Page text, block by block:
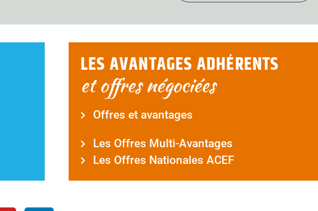
LES AVANTAGES ADHÉRENTS
et offres négociées
Offres et avantages
Les Offres Multi-Avantages
Les Offres Nationales ACEF